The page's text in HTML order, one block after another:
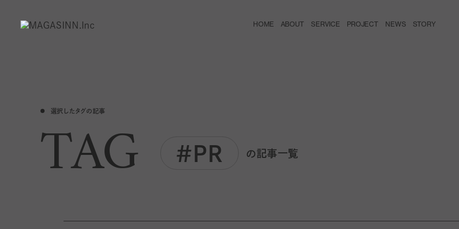
HOME ABOUT SERVICE PROJECT NEWS STORY
選択したタグの記事
TAG #PR の記事一覧